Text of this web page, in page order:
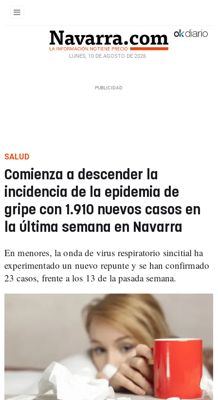
LUNES, 10 DE AGOSTO DE 2026
SALUD
Comienza a descender la
incidencia de la epidemia de
gripe con 1.910 nuevos casos en
la última semana en Navarra
En menores, la onda de virus respiratorio sincitial ha
experimentado un nuevo repunte y se han confirmado
23 casos, frente a los 13 de la pasada semana.